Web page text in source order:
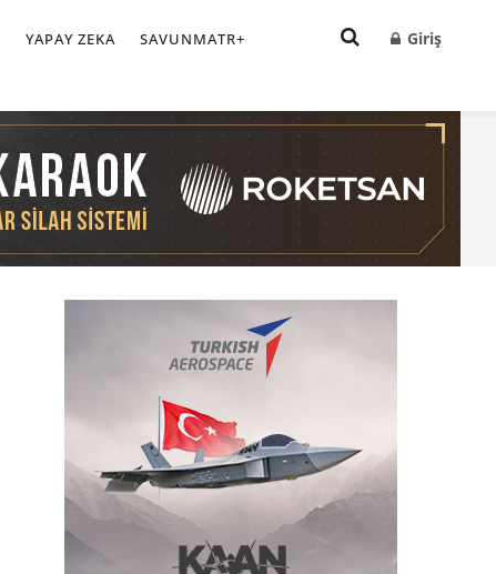
YAPAY ZEKA SAVUNMATR+ Giriş